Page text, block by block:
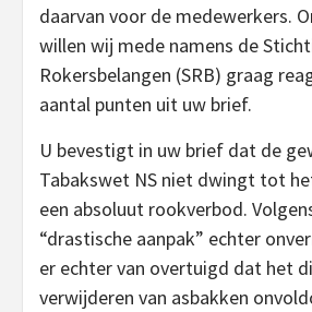
daarvan voor de medewerkers.
willen wij mede namens de
Rokersbelangen (SRB) graag
aantal punten uit uw brief.
U bevestigt in uw brief dat de
Tabakswet NS niet dwingt tot
een absoluut rookverbod.
“drastische aanpak” echter
er echter van overtuigd dat het
verwijderen van asbakken